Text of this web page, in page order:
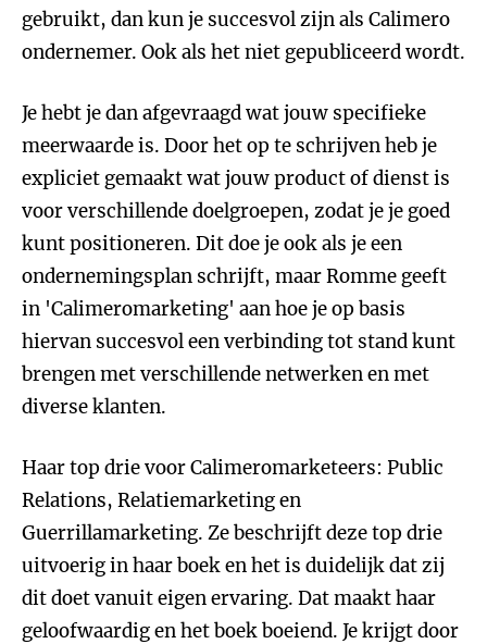
gebruikt, dan kun je succesvol zijn als Calimero
ondernemer. Ook als het niet gepubliceerd wordt.
Je hebt je dan afgevraagd wat jouw specifieke
meerwaarde is. Door het op te schrijven heb je
expliciet gemaakt wat jouw product of dienst is
voor verschillende doelgroepen, zodat je je goed
kunt positioneren. Dit doe je ook als je een
ondernemingsplan schrijft, maar Romme geeft
in 'Calimeromarketing' aan hoe je op basis
hiervan succesvol een verbinding tot stand kunt
brengen met verschillende netwerken en met
diverse klanten.
Haar top drie voor Calimeromarketeers: Public
Relations, Relatiemarketing en
Guerrillamarketing. Ze beschrijft deze top drie
uitvoerig in haar boek en het is duidelijk dat zij
dit doet vanuit eigen ervaring. Dat maakt haar
geloofwaardig en het boek boeiend. Je krijgt door